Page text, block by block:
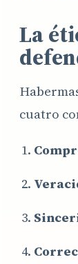
La
cuatro